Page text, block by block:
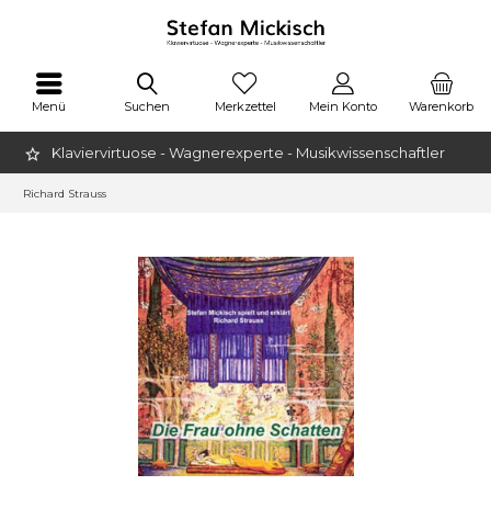
Klaviervirtuose - Wagnerexperte - Musikwissenschaftler
Menü Warenkorb
Merkzettel Mein Konto
Suchen
Richard Strauss